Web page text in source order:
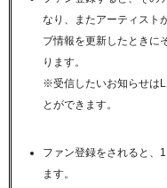
なり、またアーティスト
ブ情報を更新したときに
ります。
※受信したいお知らせは
とができます。
ファン登録をされると、
ます。